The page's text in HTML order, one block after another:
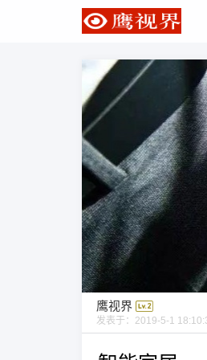
鹰视界
发表于： 2019-5-1